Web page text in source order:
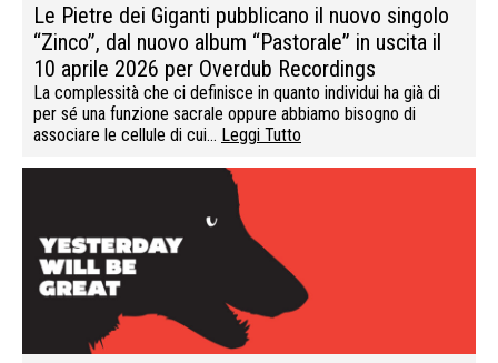
Le Pietre dei Giganti pubblicano il nuovo singolo
“Zinco”, dal nuovo album “Pastorale” in uscita il
10 aprile 2026 per Overdub Recordings
La complessità che ci definisce in quanto individui ha già di
per sé una funzione sacrale oppure abbiamo bisogno di
associare le cellule di cui… Leggi Tutto